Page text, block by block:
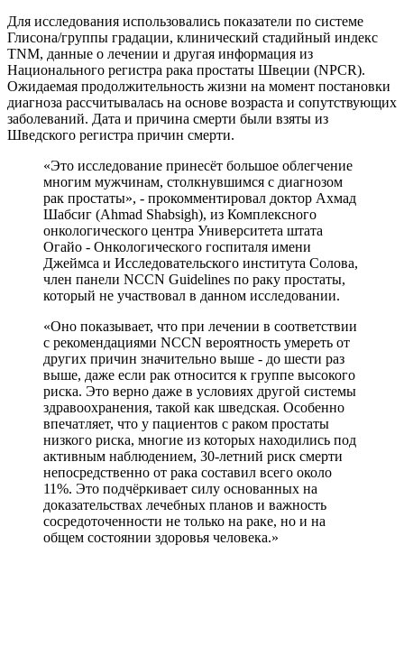
Для исследования использовались показатели по системе
Глисона/группы градации, клинический стадийный индекс
TNM, данные о лечении и другая информация из
Национального регистра рака простаты Швеции (NPCR).
Ожидаемая продолжительность жизни на момент постановки
диагноза рассчитывалась на основе возраста и сопутствующих
заболеваний. Дата и причина смерти были взяты из
Шведского регистра причин смерти.
«Это исследование принесёт большое облегчение
многим мужчинам, столкнувшимся с диагнозом
рак простаты», - прокомментировал доктор Ахмад
Шабсиг (Ahmad Shabsigh), из Комплексного
онкологического центра Университета штата
Огайо - Онкологического госпиталя имени
Джеймса и Исследовательского института Солова,
член панели NCCN Guidelines по раку простаты,
который не участвовал в данном исследовании.
«Оно показывает, что при лечении в соответствии
с рекомендациями NCCN вероятность умереть от
других причин значительно выше - до шести раз
выше, даже если рак относится к группе высокого
риска. Это верно даже в условиях другой системы
здравоохранения, такой как шведская. Особенно
впечатляет, что у пациентов с раком простаты
низкого риска, многие из которых находились под
активным наблюдением, 30-летний риск смерти
непосредственно от рака составил всего около
11%. Это подчёркивает силу основанных на
доказательствах лечебных планов и важность
сосредоточенности не только на раке, но и на
общем состоянии здоровья человека.»